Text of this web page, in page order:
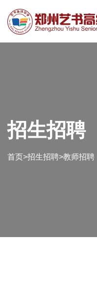
招生招聘
首页>招生招聘>教师招聘